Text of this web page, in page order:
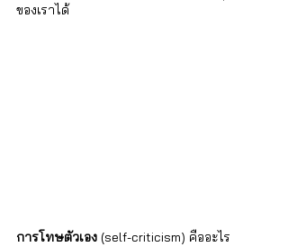
ของเราได้
การโทษตัวเอง (self-criticism) คืออะไร